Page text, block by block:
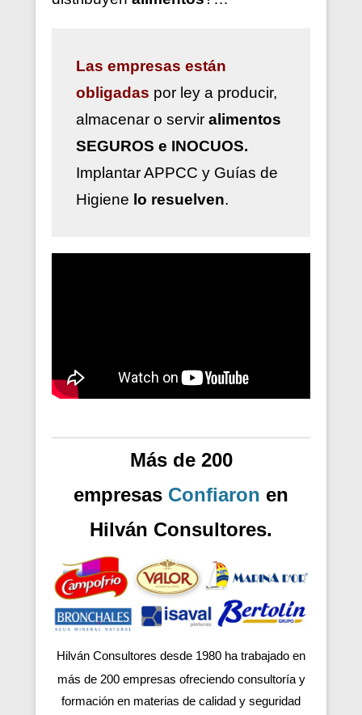
Las empresas están
obligadas por ley a producir,
almacenar o servir alimentos
SEGUROS e INOCUOS.
ImplantarAPPCC y Guías de
Higiene lo resuelven.
Más de 200
empresas Confiaron en
Hilván Consultores.
Hilván Consultores desde 1980 ha trabajado en
más de 200 empresas ofreciendo consultoría y
formación en materias de calidad y seguridad